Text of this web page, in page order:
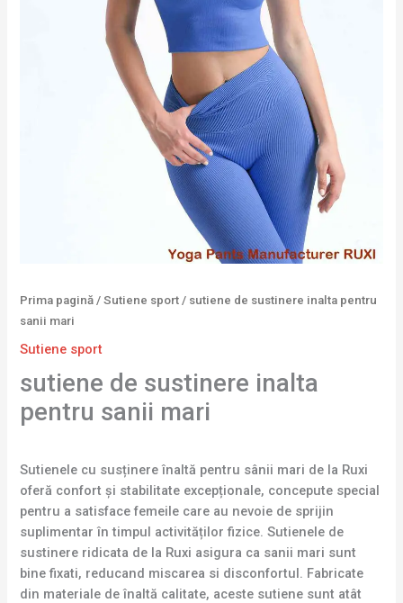
Prima pagină /Sutiene sport / sutiene de sustinere inalta pentru
sanii mari
Sutiene sport
sutiene de sustinere inalta
pentru sanii mari
Sutienele cu susținere înaltă pentru sânii mari de la Ruxi
oferă confort și stabilitate excepționale, concepute special
pentru a satisface femeile care au nevoie de sprijin
suplimentar în timpul activităților fizice. Sutienele de
sustinere ridicata de la Ruxi asigura ca sanii mari sunt
bine fixati, reducand miscarea si disconfortul. Fabricate
din materiale de înaltă calitate, aceste sutiene sunt atât